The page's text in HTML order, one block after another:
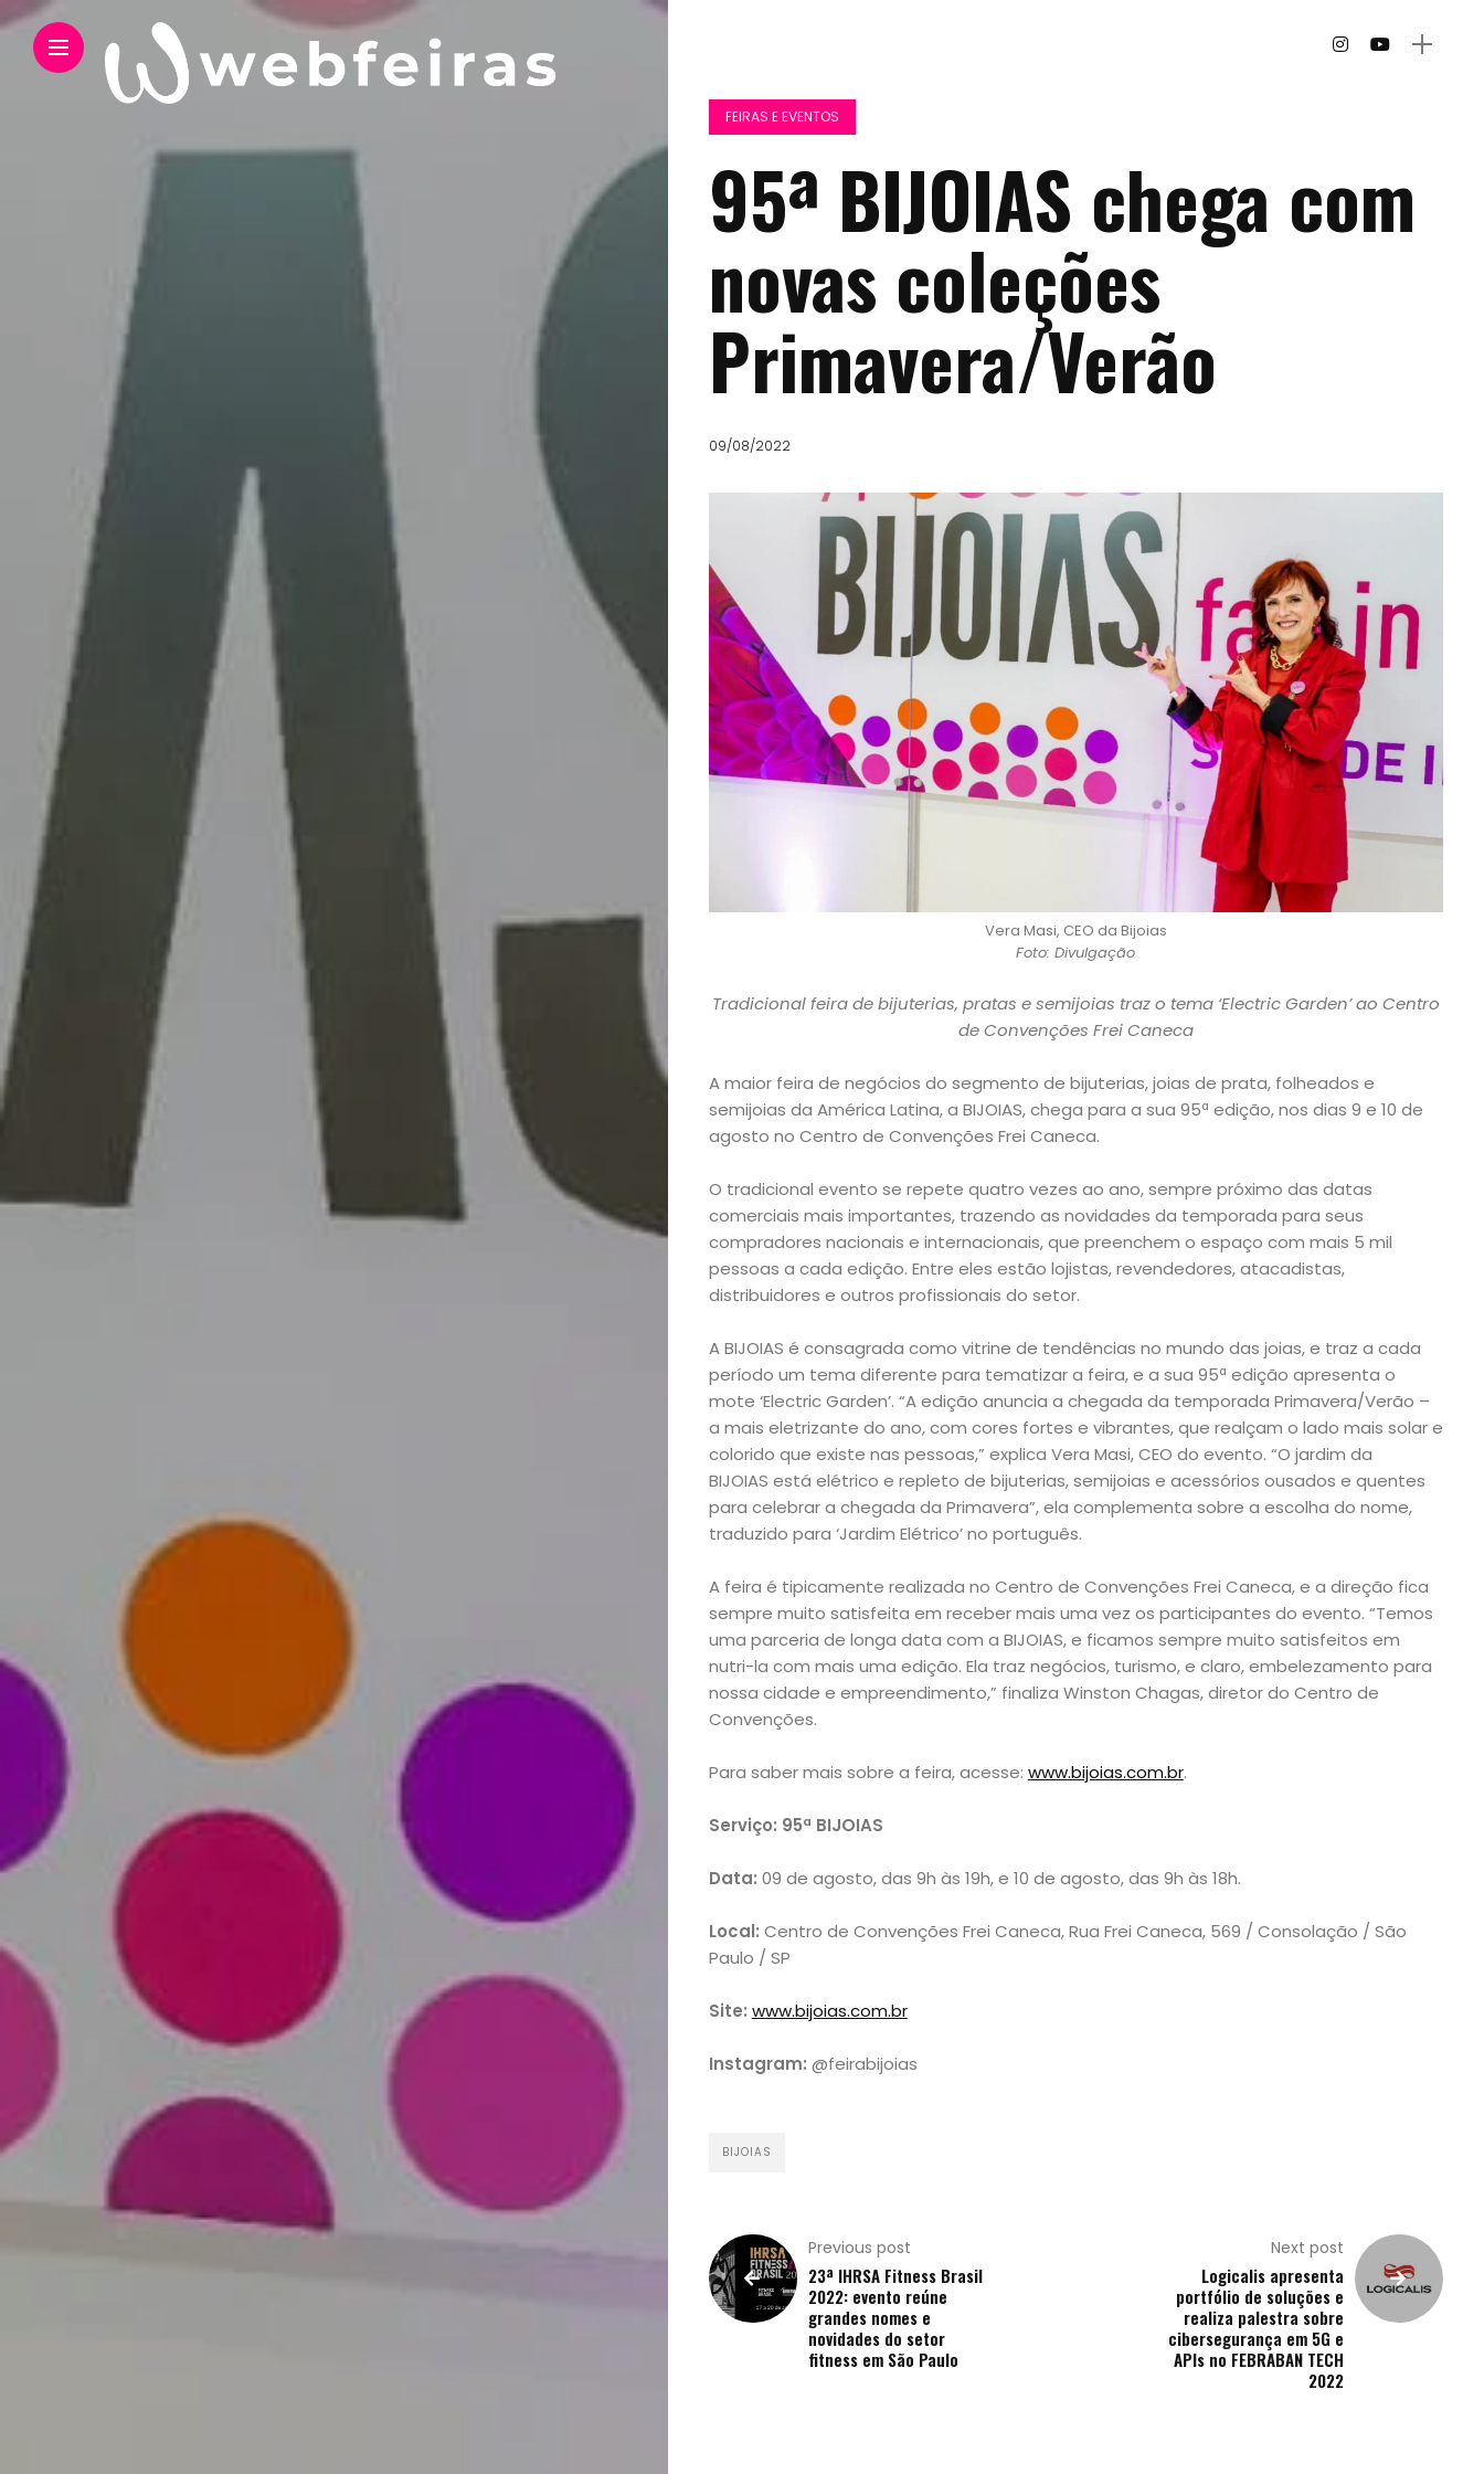
Home
Arte
e
Entretenimento
Empreendedorismo
Feiras
e
Eventos
Gastronomia
Negócios
Notícias
Viagens
e
Turismo
FEIRAS E EVENTOS
95ª BIJOIAS chega com
novas coleções
Primavera/Verão
09/08/2022
Vera Masi, CEO da Bijoias
Foto: Divulgação
Tradicional feira de bijuterias, pratas e semijoias traz o tema ‘Electric Garden’ ao Centro
de Convenções Frei Caneca
A maior feira de negócios do segmento de bijuterias, joias de prata, folheados e
semijoias da América Latina, a BIJOIAS, chega para a sua 95ª edição, nos dias 9 e 10 de
agosto no Centro de Convenções Frei Caneca.
O tradicional evento se repete quatro vezes ao ano, sempre próximo das datas
comerciais mais importantes, trazendo as novidades da temporada para seus
compradores nacionais e internacionais, que preenchem o espaço com mais 5 mil
pessoas a cada edição. Entre eles estão lojistas, revendedores, atacadistas,
distribuidores e outros profissionais do setor.
A BIJOIAS é consagrada como vitrine de tendências no mundo das joias, e traz a cada
período um tema diferente para tematizar a feira, e a sua 95ª edição apresenta o
mote ‘Electric Garden’. “A edição anuncia a chegada da temporada Primavera/Verão –
a mais eletrizante do ano, com cores fortes e vibrantes, que realçam o lado mais solar e
colorido que existe nas pessoas,” explica Vera Masi, CEO do evento. “O jardim da
BIJOIAS está elétrico e repleto de bijuterias, semijoias e acessórios ousados e quentes
para celebrar a chegada da Primavera”, ela complementa sobre a escolha do nome,
traduzido para ‘Jardim Elétrico’ no português.
A feira é tipicamente realizada no Centro de Convenções Frei Caneca, e a direção fica
sempre muito satisfeita em receber mais uma vez os participantes do evento. “Temos
uma parceria de longa data com a BIJOIAS, e ficamos sempre muito satisfeitos em
nutri-la com mais uma edição. Ela traz negócios, turismo, e claro, embelezamento para
nossa cidade e empreendimento,” finaliza Winston Chagas, diretor do Centro de
Convenções.
Para saber mais sobre a feira, acesse: www.bijoias.com.br.
Serviço: 95ª BIJOIAS
Data: 09 de agosto, das 9h às 19h, e 10 de agosto, das 9h às 18h.
Local: Centro de Convenções Frei Caneca, Rua Frei Caneca, 569 / Consolação / São
Paulo / SP
Site: www.bijoias.com.br
Instagram: @feirabijoias
BIJOIAS
Previous post
23ª IHRSA Fitness Brasil
2022: evento reúne
grandes nomes e
novidades do setor
fitness em São Paulo
Next post
Logicalis apresenta
portfólio de soluções e
realiza palestra sobre
cibersegurança em 5G e
APIs no FEBRABAN TECH
2022